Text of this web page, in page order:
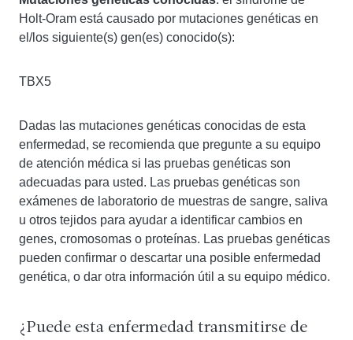
Holt-Oram está causado por mutaciones genéticas en
el/los siguiente(s) gen(es) conocido(s):
TBX5
Dadas las mutaciones genéticas conocidas de esta
enfermedad, se recomienda que pregunte a su equipo
de atención médica si las pruebas genéticas son
adecuadas para usted. Las pruebas genéticas son
exámenes de laboratorio de muestras de sangre, saliva
u otros tejidos para ayudar a identificar cambios en
genes, cromosomas o proteínas. Las pruebas genéticas
pueden confirmar o descartar una posible enfermedad
genética, o dar otra información útil a su equipo médico.
¿Puede esta enfermedad transmitirse de